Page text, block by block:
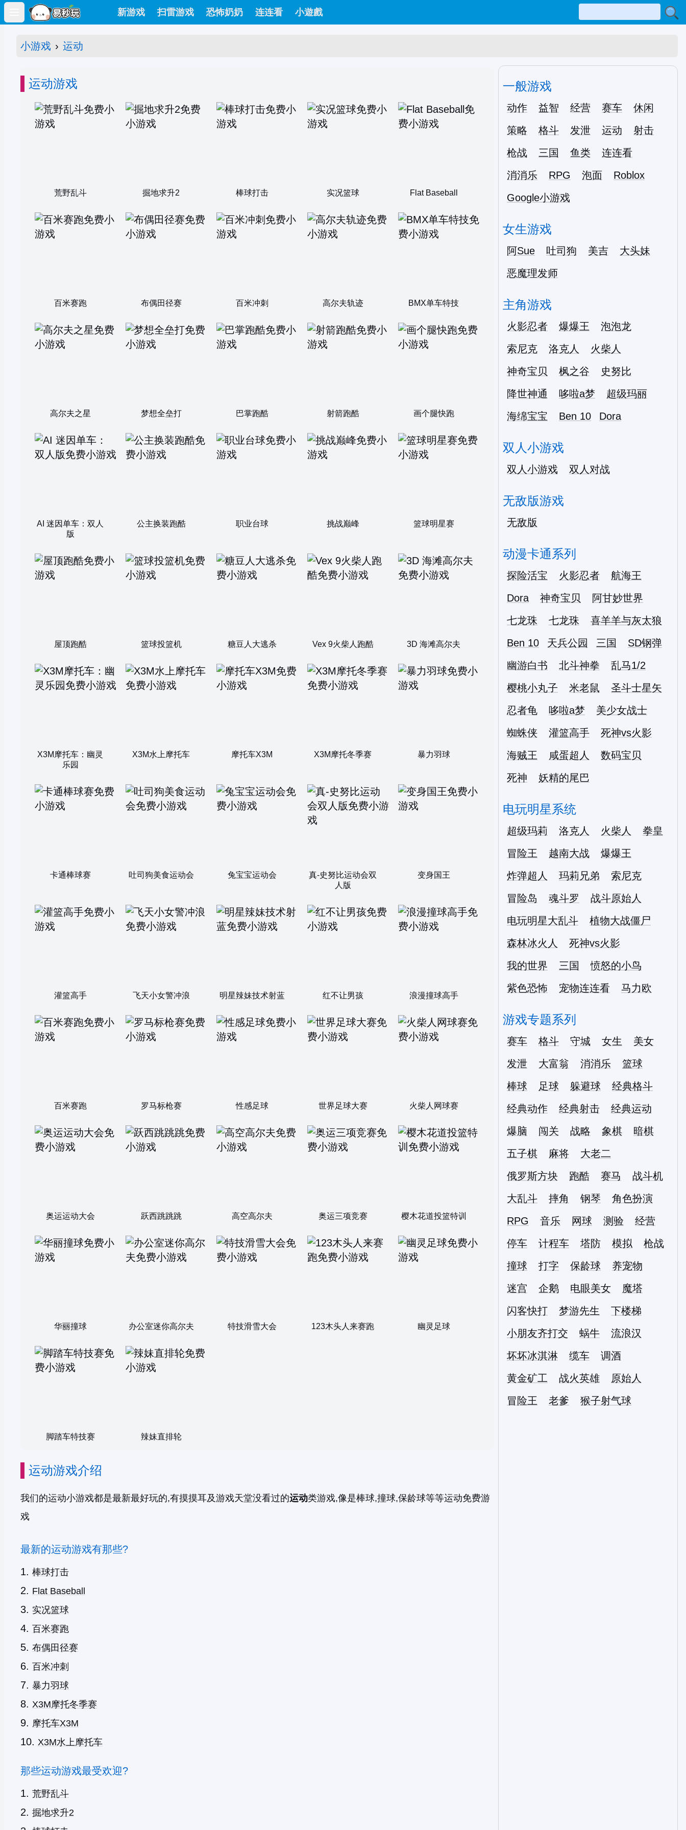
Open main menu
新游戏 扫雷游戏 恐怖奶奶 连连看 小遊戲
小游戏 › 运动
运动游戏
荒野乱斗 掘地求升2 棒球打击 实况篮球 Flat Baseball
百米赛跑 布偶田径赛 百米冲刺 高尔夫轨迹 BMX单车特技
高尔夫之星 梦想全垒打 巴掌跑酷 射箭跑酷 画个腿快跑
AI 迷因单车：双人
版
公主换装跑酷 职业台球 挑战巅峰 篮球明星赛
屋顶跑酷 篮球投篮机 糖豆人大逃杀 Vex 9火柴人跑酷 3D 海滩高尔夫
X3M摩托车：幽灵
乐园
X3M水上摩托车 摩托车X3M X3M摩托冬季赛 暴力羽球
卡通棒球赛 吐司狗美食运动会 兔宝宝运动会
真-史努比运动会双
人版
变身国王
灌篮高手 飞天小女警冲浪 明星辣妹技术射蓝 红不让男孩 浪漫撞球高手
百米赛跑 罗马标枪赛 性感足球 世界足球大赛 火柴人网球赛
奥运运动大会 跃西跳跳跳 高空高尔夫 奥运三项竞赛 樱木花道投篮特训
华丽撞球 办公室迷你高尔夫 特技滑雪大会 123木头人来赛跑 幽灵足球
脚踏车特技赛 辣妹直排轮
运动游戏介绍
我们的运动小游戏都是最新最好玩的,有摸摸耳及游戏天堂没看过的运动类游戏,像是棒球,撞球,保龄球等等运动免费游
戏
最新的运动游戏有那些?
棒球打击
Flat Baseball
实况篮球
百米赛跑
布偶田径赛
百米冲刺
暴力羽球
X3M摩托冬季赛
摩托车X3M
X3M水上摩托车
那些运动游戏最受欢迎?
荒野乱斗
掘地求升2
一般游戏
动作 益智 经营 赛车
休闲
策略
格斗 发泄 运动
射击
枪战
三国 鱼类
连连看
消消乐
RPG 泡面
Roblox
Google小游戏
女生游戏
阿Sue 吐司狗 美吉
大头妹
恶魔理发师
主角游戏
火影忍者 爆爆王
泡泡龙
索尼克
洛克人
火柴人
神奇宝贝
枫之谷
史努比
降世神通
哆啦a梦
超级玛丽
海绵宝宝
Ben 10 Dora
双人小游戏
双人小游戏 双人对战
无敌版游戏
无敌版
动漫卡通系列
探险活宝 火影忍者
航海王
Dora
神奇宝贝
阿甘妙世界
七龙珠
七龙珠
喜羊羊与灰太狼
Ben 10
天兵公园 三国
SD钢弹
幽游白书
北斗神拳
乱马1/2
樱桃小丸子
米老鼠
圣斗士星矢
忍者龟
哆啦a梦
美少女战士
蜘蛛侠
灌篮高手
死神vs火影
海贼王
咸蛋超人
数码宝贝
死神
妖精的尾巴
电玩明星系统
超级玛莉 洛克人 火柴人
拳皇
冒险王
越南大战
爆爆王
炸弹超人
玛莉兄弟
索尼克
冒险岛
魂斗罗
战斗原始人
电玩明星大乱斗
植物大战僵尸
森林冰火人
死神vs火影
我的世界
三国
愤怒的小鸟
紫色恐怖
宠物连连看 马力欧
游戏专题系列
赛车 格斗 守城 女生
美女
发泄
大富翁 消消乐
篮球
棒球
足球 躲避球
经典格斗
经典动作
经典射击
经典运动
爆脑
闯关 战略 象棋
暗棋
五子棋
麻将
大老二
俄罗斯方块
跑酷 赛马
战斗机
大乱斗
摔角 钢琴
角色扮演
RPG
音乐 网球 测验
经营
停车
计程车 塔防 模拟
枪战
撞球
打字 保龄球
养宠物
迷宫
企鹅 电眼美女
魔塔
闪客快打
梦游先生
下楼梯
小朋友齐打交
蜗牛
流浪汉
坏坏冰淇淋
缆车
调酒
黄金矿工
战火英雄
原始人
冒险王
老爹 猴子射气球